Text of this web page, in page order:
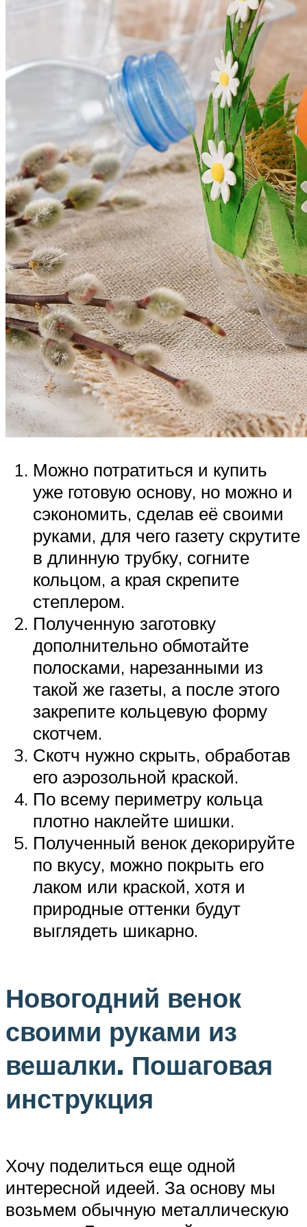
Можно потратиться и купить
уже готовую основу, но можно и
сэкономить, сделав её своими
руками, для чего газету скрутите
в длинную трубку, согните
кольцом, а края скрепите
степлером.
Полученную заготовку
дополнительно обмотайте
полосками, нарезанными из
такой же газеты, а после этого
закрепите кольцевую форму
скотчем.
Скотч нужно скрыть, обработав
его аэрозольной краской.
По всему периметру кольца
плотно наклейте шишки.
Полученный венок декорируйте
по вкусу, можно покрыть его
лаком или краской, хотя и
природные оттенки будут
выглядеть шикарно.
Новогодний венок
своими руками из
вешалки. Пошаговая
инструкция
Хочу поделиться еще одной
интересной идеей. За основу мы
возьмем обычную металлическую